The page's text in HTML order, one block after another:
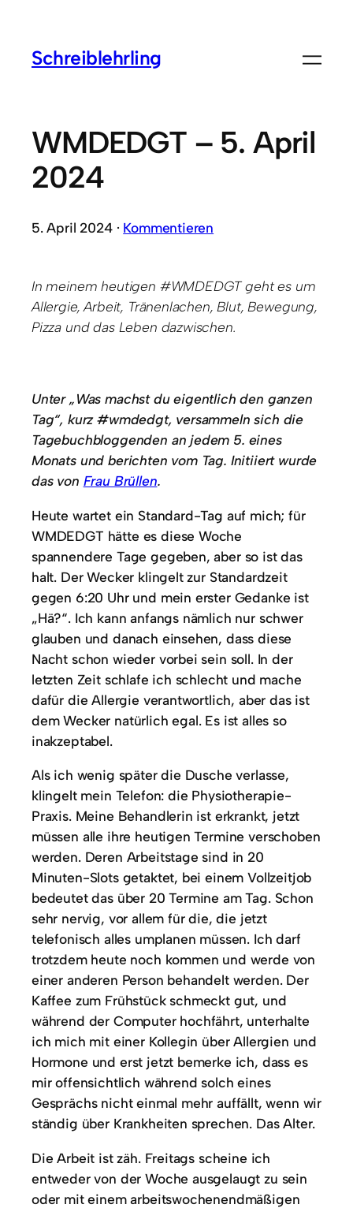
Schreiblehrling
WMDEDGT – 5. April
2024
5. April 2024 · Kommentieren
In meinem heutigen #WMDEDGT geht es um
Allergie, Arbeit, Tränenlachen, Blut, Bewegung,
Pizza und das Leben dazwischen.
Unter „Was machst du eigentlich den ganzen
Tag“, kurz #wmdedgt, versammeln sich die
Tagebuchbloggenden an jedem 5. eines
Monats und berichten vom Tag. Initiiert wurde
das von Frau Brüllen.
Heute wartet ein Standard-Tag auf mich; für
WMDEDGT hätte es diese Woche
spannendere Tage gegeben, aber so ist das
halt. Der Wecker klingelt zur Standardzeit
gegen 6:20 Uhr und mein erster Gedanke ist
„Hä?“. Ich kann anfangs nämlich nur schwer
glauben und danach einsehen, dass diese
Nacht schon wieder vorbei sein soll. In der
letzten Zeit schlafe ich schlecht und mache
dafür die Allergie verantwortlich, aber das ist
dem Wecker natürlich egal. Es ist alles so
inakzeptabel.
Als ich wenig später die Dusche verlasse,
klingelt mein Telefon: die Physiotherapie-
Praxis. Meine Behandlerin ist erkrankt, jetzt
müssen alle ihre heutigen Termine verschoben
werden. Deren Arbeitstage sind in 20
Minuten-Slots getaktet, bei einem Vollzeitjob
bedeutet das über 20 Termine am Tag. Schon
sehr nervig, vor allem für die, die jetzt
telefonisch alles umplanen müssen. Ich darf
trotzdem heute noch kommen und werde von
einer anderen Person behandelt werden. Der
Kaffee zum Frühstück schmeckt gut, und
während der Computer hochfährt, unterhalte
ich mich mit einer Kollegin über Allergien und
Hormone und erst jetzt bemerke ich, dass es
mir offensichtlich während solch eines
Gesprächs nicht einmal mehr auffällt, wenn wir
ständig über Krankheiten sprechen. Das Alter.
Die Arbeit ist zäh. Freitags scheine ich
entweder von der Woche ausgelaugt zu sein
oder mit einem arbeitswochenendmäßigen